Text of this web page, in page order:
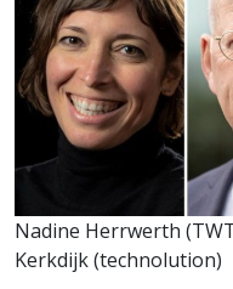
Nadine Herrwerth
Kerkdijk (technolution)